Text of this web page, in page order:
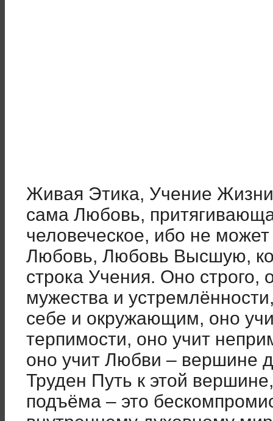
Живая Этика, Учение
сама Любовь,
человеческое, ибо не
Любовь, Любовь Высшую,
строка Учения. Оно строго,
мужества и
себе и окружающим, оно
терпимости, оно учит
оно учит Любви – вершине
Труден Путь к этой
подъёма – это